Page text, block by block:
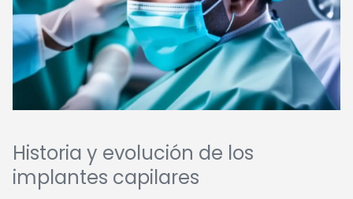
Historia y evolución de los
implantes capilares